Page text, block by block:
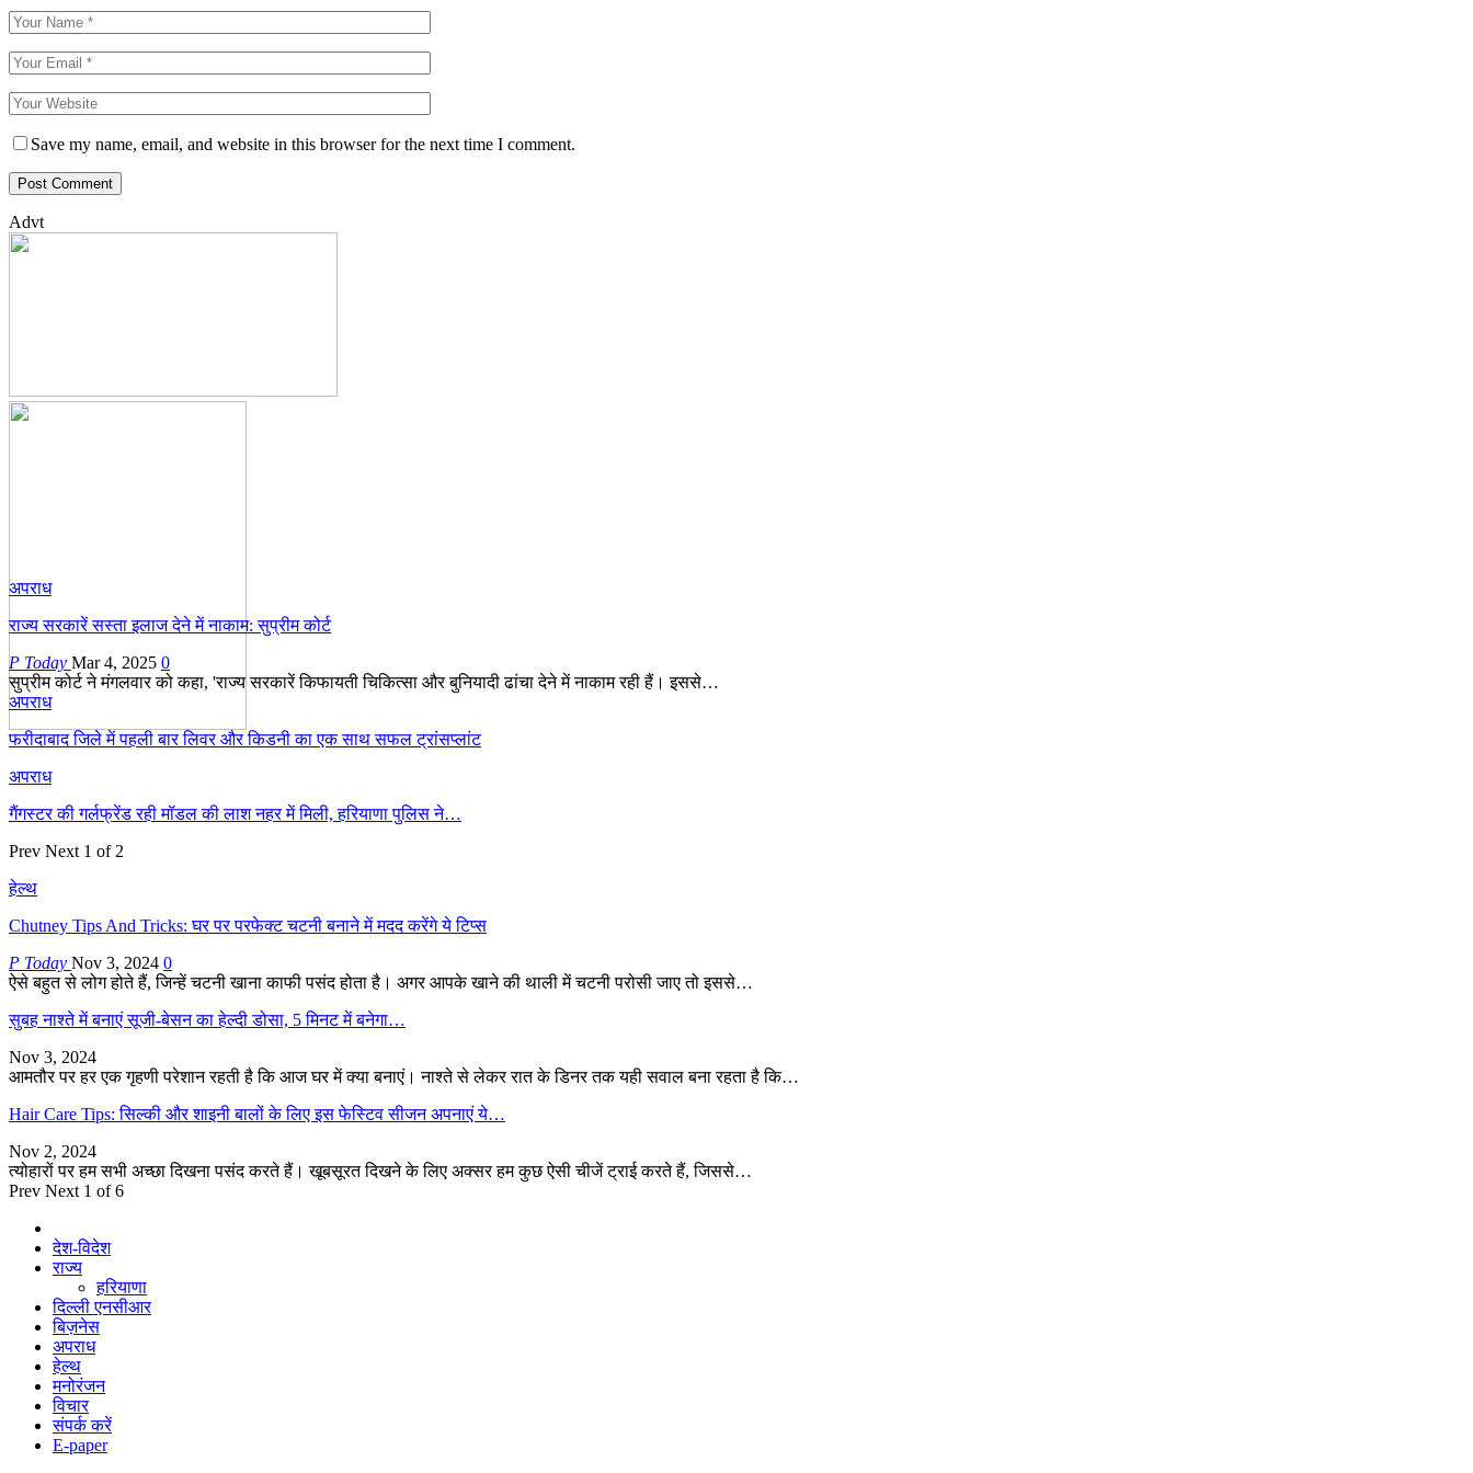
Save my name, email, and website in this browser for the next time I comment.
Advt
अपराध
राज्य सरकारें सस्ता इलाज देने में नाकाम: सुप्रीम कोर्ट
P Today Mar 4, 2025 0
सुप्रीम कोर्ट ने मंगलवार को कहा, 'राज्य सरकारें किफायती चिकित्सा और बुनियादी ढांचा देने में नाकाम रही हैं। इससे…
अपराध
फरीदाबाद जिले में पहली बार लिवर और किडनी का एक साथ सफल ट्रांसप्लांट
अपराध
गैंगस्टर की गर्लफ्रेंड रही मॉडल की लाश नहर में मिली, हरियाणा पुलिस ने…
Prev Next 1 of 2
हेल्थ
Chutney Tips And Tricks: घर पर परफेक्ट चटनी बनाने में मदद करेंगे ये टिप्स
P Today Nov 3, 2024 0
ऐसे बहुत से लोग होते हैं, जिन्हें चटनी खाना काफी पसंद होता है। अगर आपके खाने की थाली में चटनी परोसी जाए तो इससे…
सुबह नाश्ते में बनाएं सूजी-बेसन का हेल्दी डोसा, 5 मिनट में बनेगा…
Nov 3, 2024
आमतौर पर हर एक गृहणी परेशान रहती है कि आज घर में क्या बनाएं। नाश्ते से लेकर रात के डिनर तक यही सवाल बना रहता है कि…
Hair Care Tips: सिल्की और शाइनी बालों के लिए इस फेस्टिव सीजन अपनाएं ये…
Nov 2, 2024
त्योहारों पर हम सभी अच्छा दिखना पसंद करते हैं। खूबसूरत दिखने के लिए अक्सर हम कुछ ऐसी चीजें ट्राई करते हैं, जिससे…
Prev Next 1 of 6
देश-विदेश
राज्य
हरियाणा
दिल्ली एनसीआर
बिज़नेस
अपराध
हेल्थ
मनोरंजन
विचार
संपर्क करें
E-paper